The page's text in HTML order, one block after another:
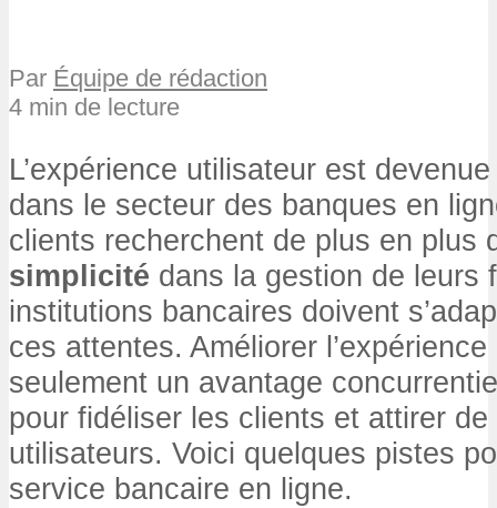
Par Équipe de rédaction
4 min de lecture
L’expérience utilisateur est
dans le secteur des banques en
clients recherchent de plus en plus
simplicité dans la gestion de leurs
institutions bancaires doivent
ces attentes. Améliorer
seulement un avantage
pour fidéliser les clients et attirer
utilisateurs. Voici quelques pistes
service bancaire en ligne.